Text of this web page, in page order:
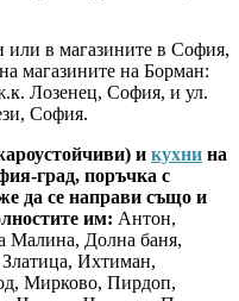
или в магазините в София,
магазините на Борман:
Лозенец, София, и ул.
София.
и кухни на
град, поръчка с
да се направи също и
им: Антон,
Малина, Долна баня,
Ихтиман,
Мирково, Пирдоп,